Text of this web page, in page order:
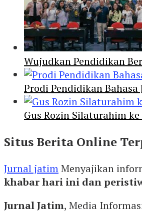
Wujudkan Pendidikan
Prodi Pendidikan
Gus Rozin Silaturahim
Situs Berita Online
Jurnal jatimMenyajikan
khabar hari ini dan
Jurnal Jatim, Media